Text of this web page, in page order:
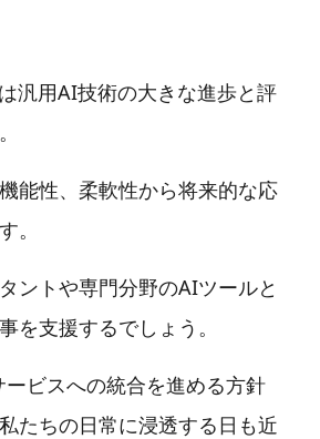
汎用AI技術の大きな進歩と評
能性、柔軟性から将来的な応
。
ントや専門分野のAIツールと
を支援するでしょう。
ビスへの統合を進める方針
たちの日常に浸透する日も近